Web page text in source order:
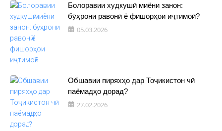
Болоравии худкушӣ миёни занон:
бӯҳрони равонӣ ё фишорҳои иҷтимоӣ?
05.03.2026
Обшавии пиряхҳо дар Тоҷикистон чӣ
паёмадҳо дорад?
27.02.2026